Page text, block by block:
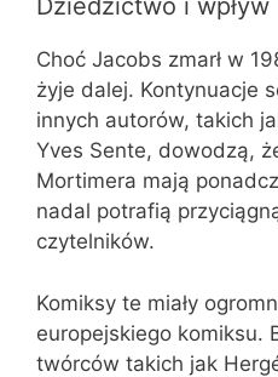
Dziedzictwo i wpływ
Choć Jacobs zmarł w
żyje dalej. Kontynuacje
innych autorów, takich
Yves Sente, dowodzą,
Mortimera mają
nadal potrafią
czytelników.
Komiksy te miały
europejskiego komiksu.
twórców takich jak